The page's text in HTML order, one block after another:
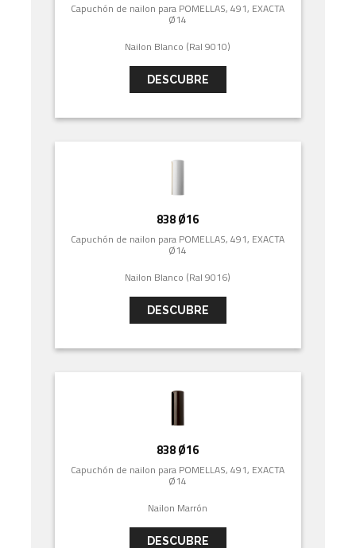
Capuchón de nailon para POMELLAS, 491, EXACTA
Ø14
Nailon Blanco (Ral 9010)
DESCUBRE
838 Ø16
Capuchón de nailon para POMELLAS, 491, EXACTA
Ø14
Nailon Blanco (Ral 9016)
DESCUBRE
838 Ø16
Capuchón de nailon para POMELLAS, 491, EXACTA
Ø14
Nailon Marrón
DESCUBRE